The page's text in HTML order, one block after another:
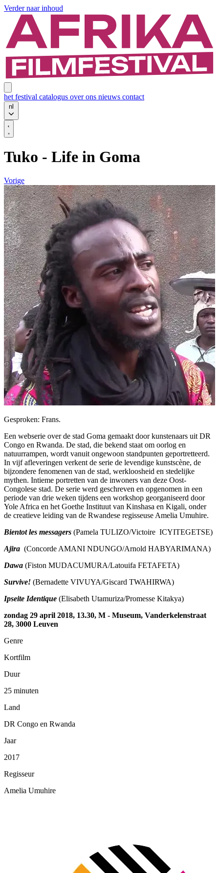
Verder naar inhoud
het festival catalogus over ons nieuws contact
nl
Tuko - Life in Goma
Vorige
Gesproken: Frans.
Een webserie over de stad Goma gemaakt door kunstenaars uit DR
Congo en Rwanda. De stad, die bekend staat om oorlog en
natuurrampen, wordt vanuit ongewoon standpunten geportretteerd.
In vijf afleveringen verkent de serie de levendige kunstscène, de
bijzondere fenomenen van de stad, werkloosheid en stedelijke
mythen. Intieme portretten van de inwoners van deze Oost-
Congolese stad. De serie werd geschreven en opgenomen in een
periode van drie weken tijdens een workshop georganiseerd door
Yole Africa en het Goethe Instituut van Kinshasa en Kigali, onder
de creatieve leiding van de Rwandese regisseuse Amelia Umuhire.
Bientot les messagers (Pamela TULIZO/Victoire ICYITEGETSE)
Ajira (Concorde AMANI NDUNGO/Arnold HABYARIMANA)
Dawa (Fiston MUDACUMURA/Latouifa FETAFETA)
Survive! (Bernadette VIVUYA/Giscard TWAHIRWA)
Ipseite Identique (Elisabeth Utamuriza/Promesse Kitakya)
zondag 29 april 2018, 13.30, M - Museum, Vanderkelenstraat
28, 3000 Leuven
Genre
Kortfilm
Duur
25 minuten
Land
DR Congo en Rwanda
Jaar
2017
Regisseur
Amelia Umuhire